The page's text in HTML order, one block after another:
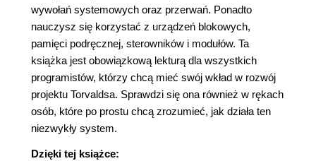
wywołań systemowych oraz przerwań. Ponadto
nauczysz się korzystać z urządzeń blokowych,
pamięci podręcznej, sterowników i modułów. Ta
książka jest obowiązkową lekturą dla wszystkich
programistów, którzy chcą mieć swój wkład w rozwój
projektu Torvaldsa. Sprawdzi się ona również w rękach
osób, które po prostu chcą zrozumieć, jak działa ten
niezwykły system.
Dzięki tej książce: